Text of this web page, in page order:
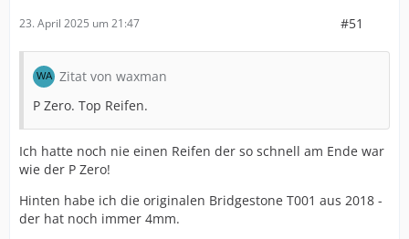
23. April 2025 um 21:47 #51
Zitat von waxman
P Zero. Top Reifen.
Ich hatte noch nie einen Reifen der so schnell am Ende war
wie der P Zero!
Hinten habe ich die originalen Bridgestone T001 aus 2018 -
der hat noch immer 4mm.